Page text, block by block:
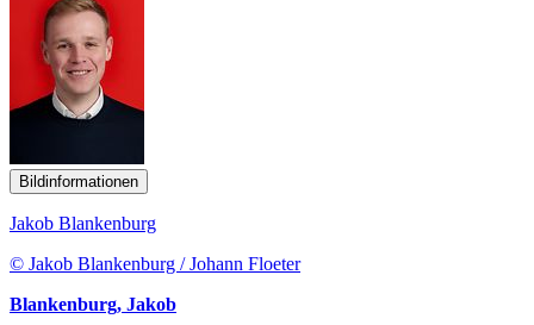
Bildinformationen
Jakob Blankenburg
© Jakob Blankenburg / Johann Floeter
Blankenburg, Jakob